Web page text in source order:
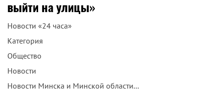
выйти на улицы»
Новости «24 часа»
Категория
Общество
Новости
Новости Минска и Минской области...